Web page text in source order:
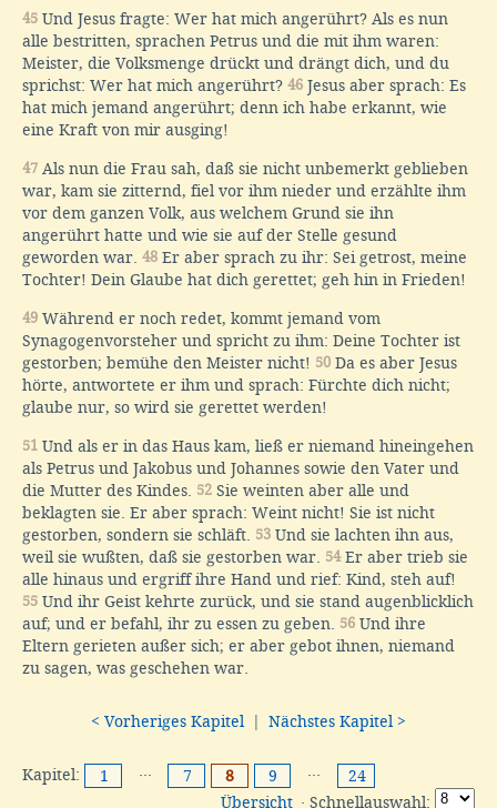
45 Und Jesus fragte: Wer hat mich angerührt? Als es nun
alle bestritten, sprachen Petrus und die mit ihm waren:
Meister, die Volksmenge drückt und drängt dich, und du
sprichst: Wer hat mich angerührt? 46 Jesus aber sprach: Es
hat mich jemand angerührt; denn ich habe erkannt, wie
eine Kraft von mir ausging!
47 Als nun die Frau sah, daß sie nicht unbemerkt geblieben
war, kam sie zitternd, fiel vor ihm nieder und erzählte ihm
vor dem ganzen Volk, aus welchem Grund sie ihn
angerührt hatte und wie sie auf der Stelle gesund
geworden war. 48 Er aber sprach zu ihr: Sei getrost, meine
Tochter! Dein Glaube hat dich gerettet; geh hin in Frieden!
49 Während er noch redet, kommt jemand vom
Synagogenvorsteher und spricht zu ihm: Deine Tochter ist
gestorben; bemühe den Meister nicht! 50 Da es aber Jesus
hörte, antwortete er ihm und sprach: Fürchte dich nicht;
glaube nur, so wird sie gerettet werden!
51 Und als er in das Haus kam, ließ er niemand hineingehen
als Petrus und Jakobus und Johannes sowie den Vater und
die Mutter des Kindes. 52 Sie weinten aber alle und
beklagten sie. Er aber sprach: Weint nicht! Sie ist nicht
gestorben, sondern sie schläft. 53 Und sie lachten ihn aus,
weil sie wußten, daß sie gestorben war. 54Er aber trieb sie
alle hinaus und ergriff ihre Hand und rief: Kind, steh auf!
55 Und ihr Geist kehrte zurück, und sie stand augenblicklich
auf; und er befahl, ihr zu essen zu geben. 56 Und ihre
Eltern gerieten außer sich; er aber gebot ihnen, niemand
zu sagen, was geschehen war.
< Vorheriges Kapitel Nächstes Kapitel >
Kapitel: 1 ··· 7 8 9 ···
24
Übersicht · Schnellauswahl: